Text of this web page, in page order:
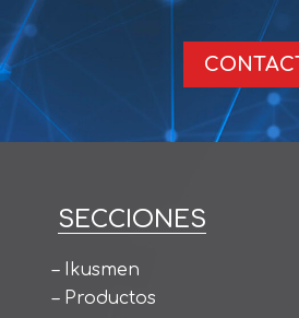
SECCIONES
–
Ikusmen
– Productos